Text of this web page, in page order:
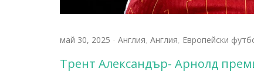
май 30, 2025 - Англия, Англия, Европейски
Трент Александър- Арнолд